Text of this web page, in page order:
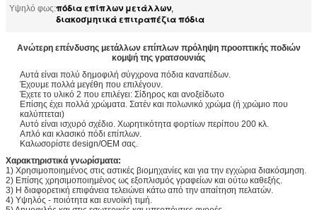
Υψηλό φως:πόδια επίπλων μετάλλων,
διακοσμητικά επιτραπέζια πόδια
Ανώτερη επένδυσης μετάλλων επίπλων πρόληψη προοπτικής ποδιών
κομψή της γρατσουνιάς
Αυτά είναι πολύ δημοφιλή σύγχρονα πόδια καναπέδων.
Έχουμε πολλά μεγέθη που επιλέγουν.
Έχετε το υλικό 2 που επιλέγει: Σίδηρος και ανοξείδωτο
Επίσης έχει πολλά χρώματα. Σατέν και πολωνικό χρώμα (ή χρώμιο που
καλύπτεται)
Αυτό είναι ισχυρό σχέδιο. Χωρητικότητα φορτίων περίπου 200 κλ.
Απλό και κλασικό πόδι επίπλων.
Καλωσορίστε design/OEM σας.
Χαρακτηριστικά γνωρίσματα:
1) Χρησιμοποιημένος στις αστικές βιομηχανίες και για την εγχώρια διακόσμηση.
2) Επίσης χρησιμοποιημένος ως εξοπλισμός γραφείων και ούτω καθεξής.
3) Η διαφορετική επιφάνεια τελειώνει κάτω από την απαίτηση πελατών.
4) Υψηλός - ποιότητα και ευνοϊκή τιμή.